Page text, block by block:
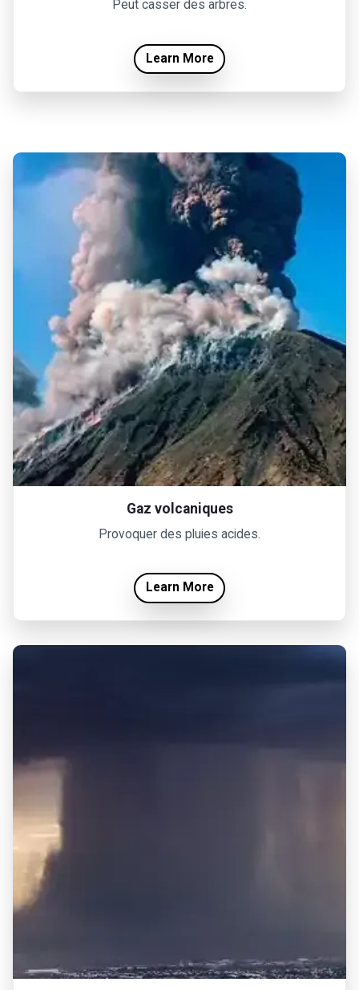
Peut casser des arbres.
Learn More
Gaz volcaniques
Provoquer des pluies acides.
Learn More